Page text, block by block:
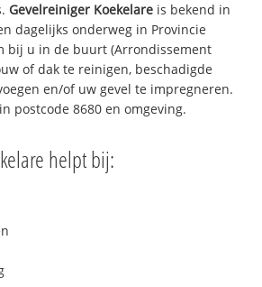
Gevelreiniger Koekelare is bekend in
dagelijks onderweg in Provincie
bij u in de buurt (Arrondissement
of dak te reinigen, beschadigde
en/of uw gevel te impregneren.
postcode 8680 en omgeving.
helpt bij: